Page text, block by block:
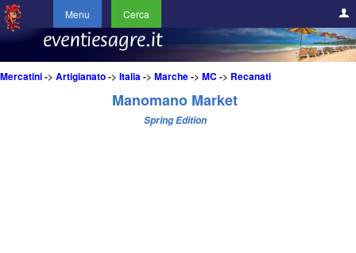
Menu Cerca
Mercatini-> Artigianato-> Italia-> Marche-> MC -> Recanati
Manomano Market
Spring Edition